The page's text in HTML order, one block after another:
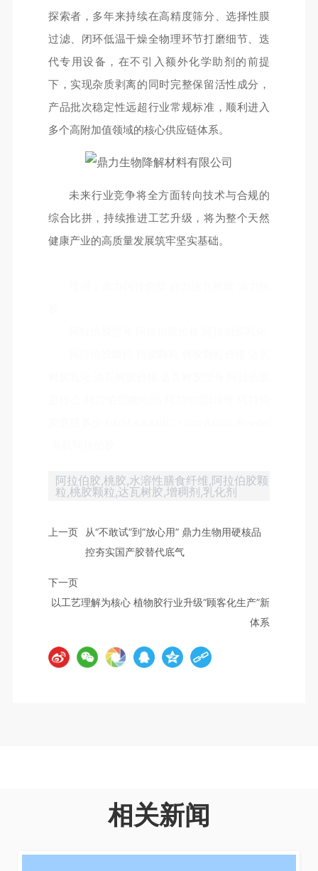
探索者，多年来持续在高精度筛分、选择性膜
过滤、闭环低温干燥全物理环节打磨细节、迭
代专用设备，在不引入额外化学助剂的前提
下，实现杂质剥离的同时完整保留活性成分，
产品批次稳定性远超行业常规标准，顺利进入
多个高附加值领域的核心供应链体系。
未来行业竞争将全方面转向技术与合规的
综合比拼，持续推进工艺升级，将为整个天然
健康产业的高质量发展筑牢坚实基础。
阿拉伯胶,桃胶,水溶性膳食纤维,阿拉伯胶颗
粒,桃胶颗粒,达瓦树胶,增稠剂,乳化剂
上一页
从“不敢试”到“放心用” 鼎力生物用硬核品
控夯实国产胶替代底气
下一页
以工艺理解为核心 植物胶行业升级“顾客化生产”新
体系
相关新闻